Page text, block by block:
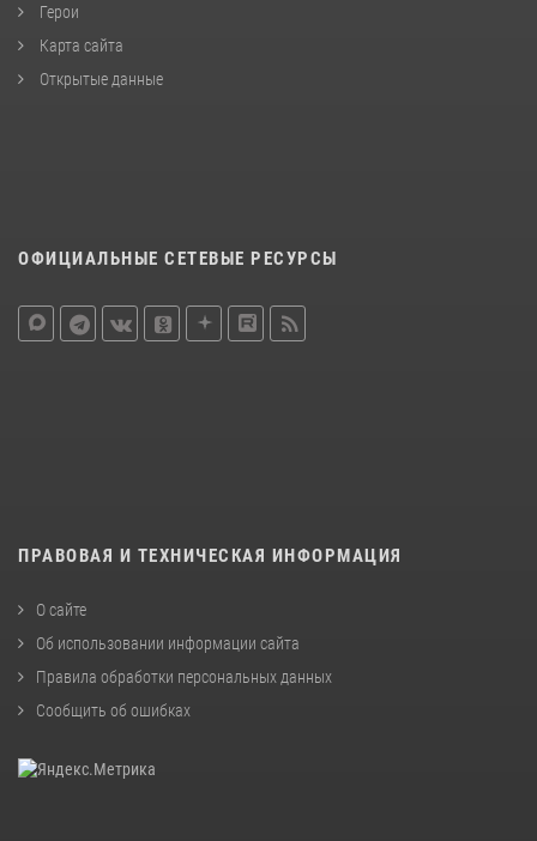
Герои
Карта сайта
Открытые данные
ОФИЦИАЛЬНЫЕ СЕТЕВЫЕ РЕСУРСЫ
ПРАВОВАЯ И ТЕХНИЧЕСКАЯ ИНФОРМАЦИЯ
О сайте
Об использовании информации сайта
Правила обработки персональных данных
Сообщить об ошибках